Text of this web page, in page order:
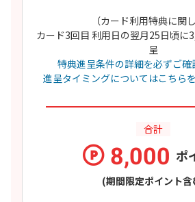
（カード利用特典に関し
カード3回目 利用日の翌月25日頃に
呈
特典進呈条件の詳細を必ずご確
進呈タイミングについてはこちら
合計
8,000 ポ
(期間限定ポイント含